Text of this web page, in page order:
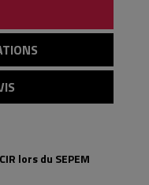
lors du SEPEM